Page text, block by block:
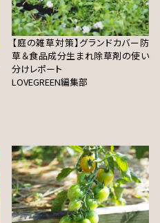
【庭の雑草対策】グランドカバー防
草＆食品成分生まれ除草剤の使い
分けレポート
LOVEGREEN編集部